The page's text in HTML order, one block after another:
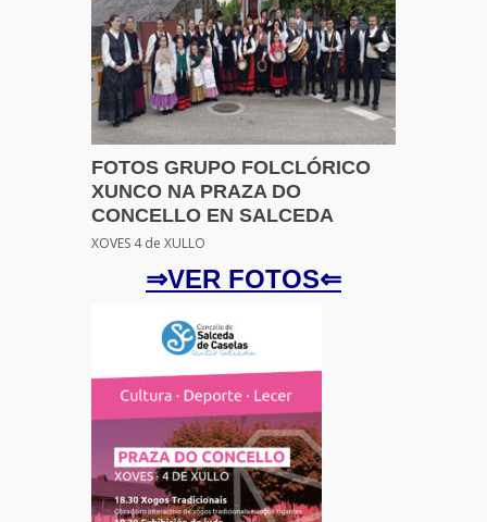
FOTOS GRUPO FOLCLÓRICO
XUNCO NA PRAZA DO
CONCELLO EN SALCEDA
XOVES 4 de XULLO
⇒VER FOTOS⇐